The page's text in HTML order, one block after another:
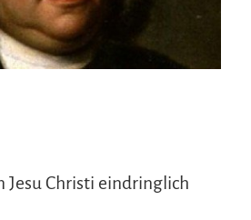
Jesu Christi eindringlich